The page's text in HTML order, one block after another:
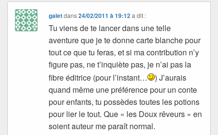
galetdans24/02/2011 à 19:12 a dit :
Tu viens de te lancer dans une telle
aventure que je te donne carte blanche pour
tout ce que tu feras, et si ma contribution n’y
figure pas, ne t’inquiète pas, je n’ai pas la
fibre éditrice (pour l’instant…
) J’aurais
quand même une préférence pour un conte
pour enfants, tu possèdes toutes les potions
pour lier le tout. Que « les Doux rêveurs » en
soient auteur me paraît normal.